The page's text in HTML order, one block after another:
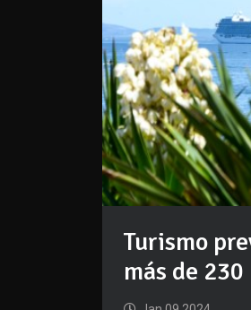
Turismo
más de